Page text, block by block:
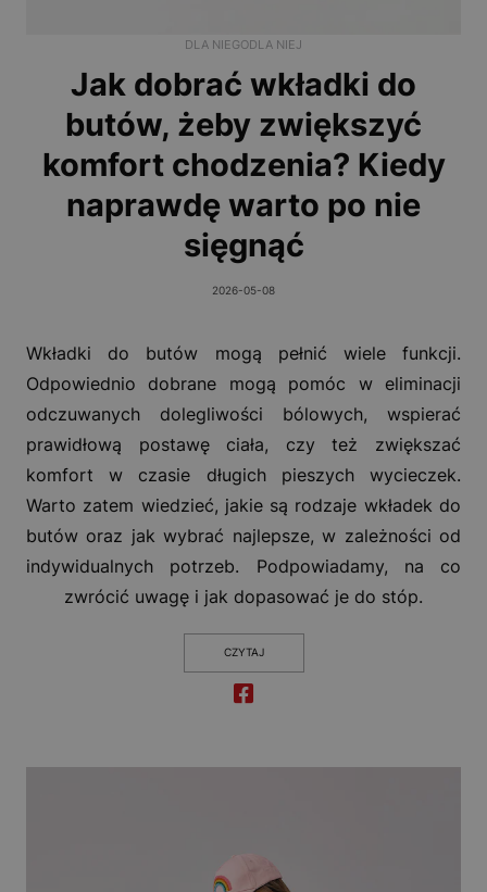
DLA NIEGODLA NIEJ
Jak dobrać wkładki do
butów, żeby zwiększyć
komfort chodzenia? Kiedy
naprawdę warto po nie
sięgnąć
2026-05-08
Wkładki do butów mogą pełnić wiele funkcji.
Odpowiednio dobrane mogą pomóc w eliminacji
odczuwanych dolegliwości bólowych, wspierać
prawidłową postawę ciała, czy też zwiększać
komfort w czasie długich pieszych wycieczek.
Warto zatem wiedzieć, jakie są rodzaje wkładek do
butów oraz jak wybrać najlepsze, w zależności od
indywidualnych potrzeb. Podpowiadamy, na co
zwrócić uwagę i jak dopasować je do stóp.
CZYTAJ